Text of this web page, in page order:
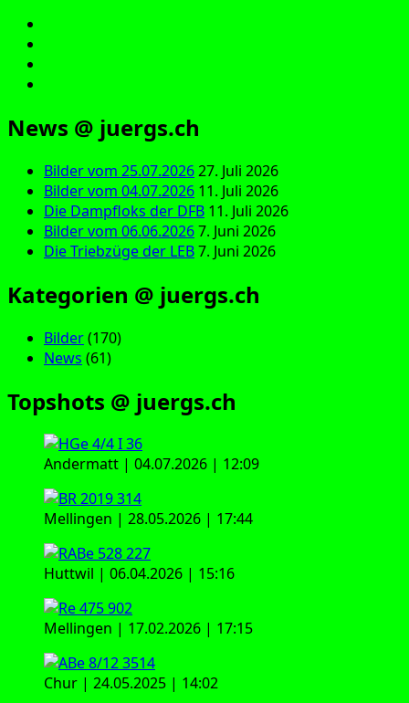
News @ juergs.ch
Bilder vom 25.07.202627. Juli 2026
Bilder vom 04.07.2026 11. Juli 2026
Die Dampfloks der DFB 11. Juli 2026
Bilder vom 06.06.20267. Juni 2026
Die Triebzüge der LEB7. Juni 2026
Kategorien @ juergs.ch
Bilder(170)
News (61)
Topshots @ juergs.ch
Andermatt | 04.07.2026 | 12:09
Mellingen | 28.05.2026 | 17:44
Huttwil | 06.04.2026 | 15:16
Mellingen | 17.02.2026 | 17:15
Chur | 24.05.2025 | 14:02